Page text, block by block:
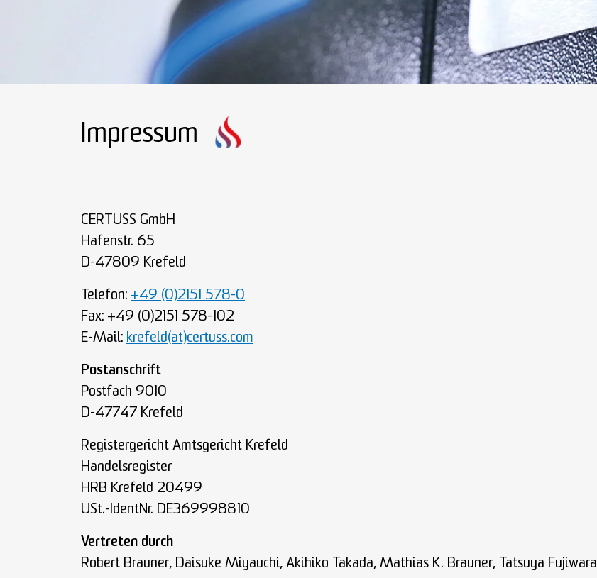
Impressum
CERTUSS GmbH
Hafenstr. 65
D-47809 Krefeld
Telefon: +49 (0)2151 578-0
Fax: +49 (0)2151 578-102
E-Mail: krefeld(at)certuss.com
Postanschrift
Postfach 9010
D-47747 Krefeld
Registergericht Amtsgericht Krefeld
Handelsregister
HRB Krefeld 20499
USt.-IdentNr. DE369998810
Vertreten durch
Robert Brauner, Daisuke Miyauchi, Akihiko Takada, Mathias K. Brauner, Tatsuya Fujiwara